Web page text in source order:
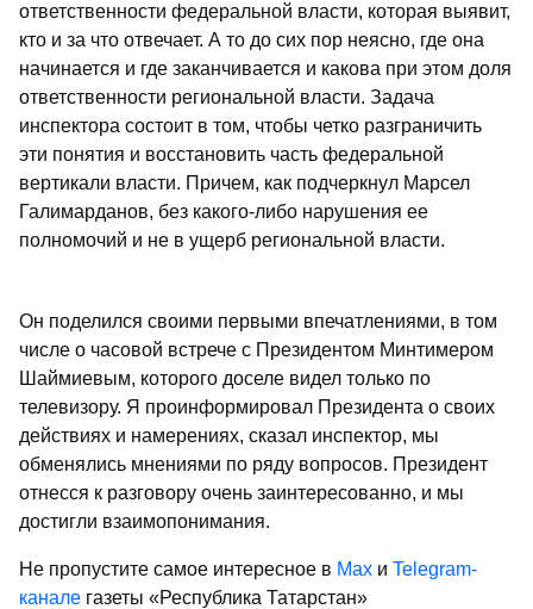
ответственности федеральной власти, которая выявит,
кто и за что отвечает. А то до сих пор неясно, где она
начинается и где заканчивается и какова при этом доля
ответственности региональной власти. Задача
инспектора состоит в том, чтобы четко разграничить
эти понятия и восстановить часть федеральной
вертикали власти. Причем, как подчеркнул Марсел
Галимарданов, без какого-либо нарушения ее
полномочий и не в ущерб региональной власти.
Он поделился своими первыми впечатлениями, в том
числе о часовой встрече с Президентом Минтимером
Шаймиевым, которого доселе видел только по
телевизору. Я проинформировал Президента о своих
действиях и намерениях, сказал инспектор, мы
обменялись мнениями по ряду вопросов. Президент
отнесся к разговору очень заинтересованно, и мы
достигли взаимопонимания.
Не пропустите самое интересное в Max и Telegram-
канале газеты «Республика Татарстан»